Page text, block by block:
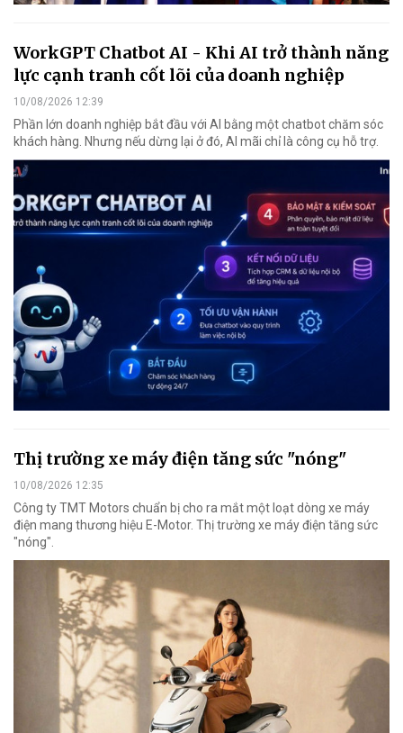
WorkGPT Chatbot AI - Khi AI trở thành năng
lực cạnh tranh cốt lõi của doanh nghiệp
10/08/2026 12:39
Phần lớn doanh nghiệp bắt đầu với AI bằng một chatbot chăm sóc
khách hàng. Nhưng nếu dừng lại ở đó, AI mãi chỉ là công cụ hỗ trợ.
Thị trường xe máy điện tăng sức "nóng"
10/08/2026 12:35
Công ty TMT Motors chuẩn bị cho ra mắt một loạt dòng xe máy
điện mang thương hiệu E-Motor. Thị trường xe máy điện tăng sức
"nóng".